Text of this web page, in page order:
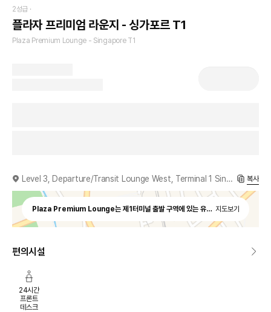
2성급 ·
플라자 프리미엄 라운지 - 싱가포르 T1
Plaza Premium Lounge - Singapore T1
Level 3, Departure/Transit Lounge West, Terminal 1 Singapore, 819642 복사
Plaza Premium Lounge는 제1터미널 출발 구역에 있는 유일한 독립형 유료 라운
지도보기
편의시설
24시간
프론트
데스크